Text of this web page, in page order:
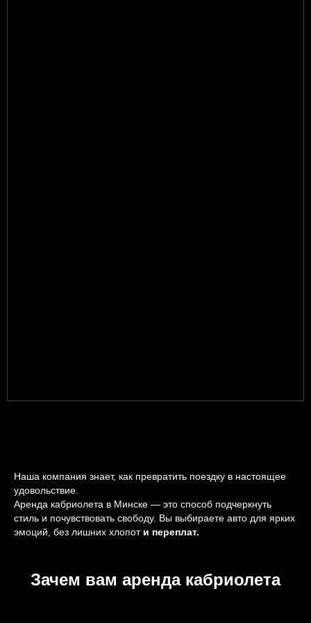
Наша компания знает, как превратить поездку в настоящее
удовольствие.
Аренда кабриолета в Минске — это способ подчеркнуть
стиль и почувствовать свободу. Вы выбираете авто для ярких
эмоций, без лишних хлопоти переплат.
Зачем вам аренда кабриолета